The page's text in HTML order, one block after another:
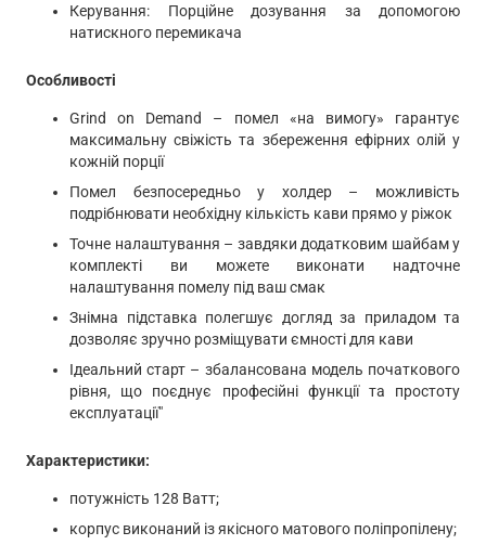
Керування: Порційне дозування за допомогою
натискного перемикача
Особливості
Grind on Demand – помел «на вимогу» гарантує
максимальну свіжість та збереження ефірних олій у
кожній порції
Помел безпосередньо у холдер – можливість
подрібнювати необхідну кількість кави прямо у ріжок
Точне налаштування – завдяки додатковим шайбам у
комплекті ви можете виконати надточне
налаштування помелу під ваш смак
Знімна підставка полегшує догляд за приладом та
дозволяє зручно розміщувати ємності для кави
Ідеальний старт – збалансована модель початкового
рівня, що поєднує професійні функції та простоту
експлуатації"
Характеристики:
потужність 128 Ватт;
корпус виконаний із якісного матового поліпропілену;